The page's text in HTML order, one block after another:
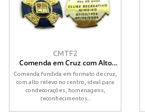
CMTF2
Comenda em Cruz com Alto
Relevo e Fita de Gorgurão –
Personalização Sob Consulta
Comenda fundida em formato de cruz,
com alto relevo no centro, ideal para
condecorações, homenagens,
reconhecimentos...